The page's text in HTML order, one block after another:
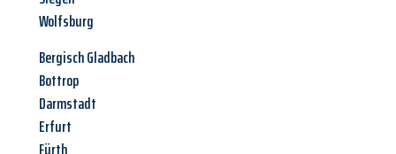
Wolfsburg
Bergisch Gladbach
Bottrop
Darmstadt
Erfurt